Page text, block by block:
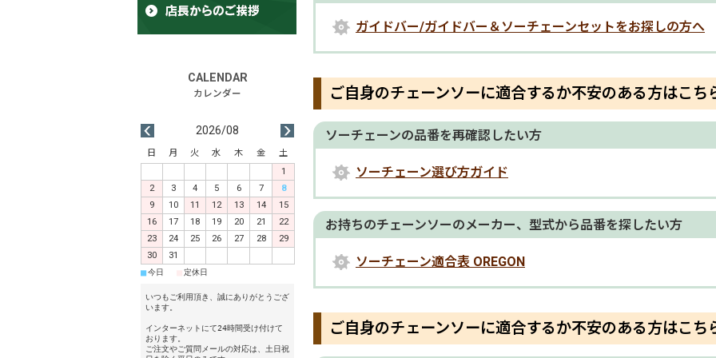
ガイドバー/ガイドバー＆ソーチェーンセットをお探しの方へ
ご自身のチェーンソーに適合するか不安のある方はこち
ソーチェーンの品番を再確認したい方
ソーチェーン選び方ガイド
お持ちのチェーンソーのメーカー、型式から品番を探したい方
ソーチェーン適合表 OREGON
ご自身のチェーンソーに適合するか不安のある方はこち
2026/08
日 月 火 水 木 金
土
1
2
3 4 5 6 7
8
9
10 11 12 13 14
15
16
17 18 19 20 21
22
23
24 25 26 27 28
29
30
31
■今日 定休日
いつもご利用頂き、誠にありがとうござ
います。
インターネットにて24時間受け付けて
おります。
ご注文やご質問メールの対応は、土日祝